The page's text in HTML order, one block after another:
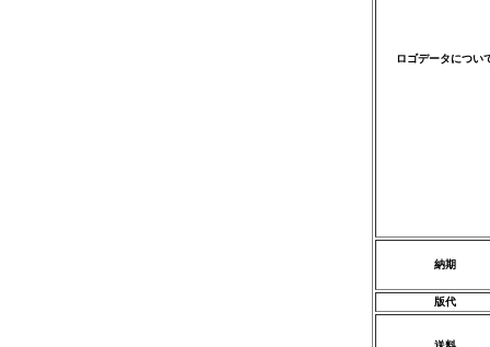
ロゴデータについ
納期
版代